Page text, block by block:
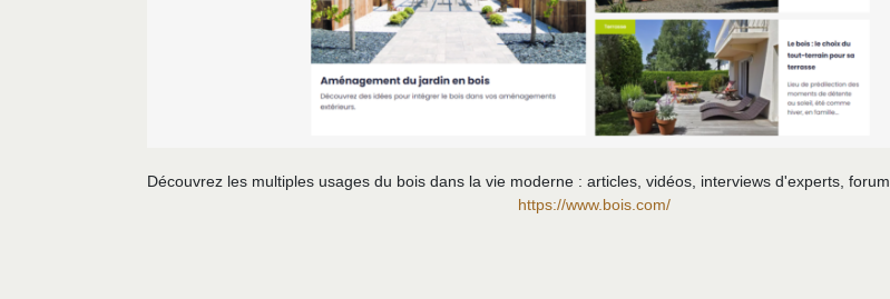
Découvrez les multiples usages du bois dans la vie moderne : articles, vidéos, interviews d'experts, forum.
https://www.bois.com/